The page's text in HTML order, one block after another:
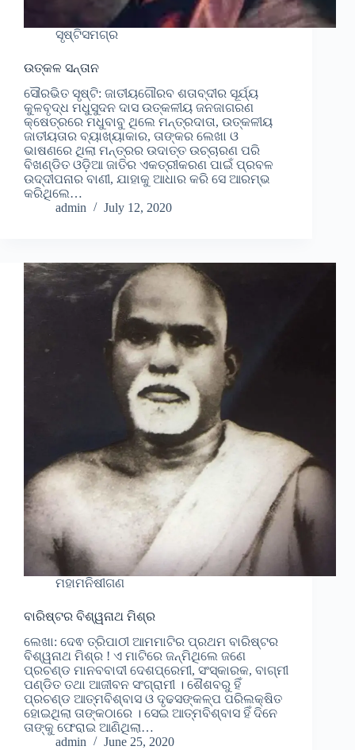
ସୃଷ୍ଟିସମଗ୍ର
ଉତ୍କଳ ସନ୍ତାନ
ସୌରଭିତ ସୃଷ୍ଟି: ଜାତୀୟଗୌରବ ଶତାବ୍ଦୀର ସୂର୍ଯ୍ୟ
କୁଳବୃଦ୍ଧ ମଧୁସୁଦନ ଦାସ ଉତ୍କଳୀୟ ଜନଜାଗରଣ
କ୍ଷେତ୍ରରେ ମଧୁବାବୁ ଥିଲେ ମନ୍ତ୍ରଦାତା, ଉତ୍କଳୀୟ
ଜାତୀୟତାର ବ୍ୟାଖ୍ୟାକାର, ତାଙ୍କର ଲେଖା ଓ
ଭାଷଣରେ ଥିଲା ମନ୍ତ୍ରର ଉଦାତ୍ତ ଉଚ୍ଚାରଣ ପରି
ବିଖଣ୍ଡିତ ଓଡ଼ିଆ ଜାତିର ଏକତ୍ରୀକରଣ ପାଇଁ ପ୍ରବଳ
ଉଦ୍ଦୀପନାର ବାଣୀ, ଯାହାକୁ ଆଧାର କରି ସେ ଆରମ୍ଭ
କରିଥିଲେ…
admin
July 12, 2020
ମହାମନିଷୀଗଣ
ବାରିଷ୍ଟର ବିଶ୍ୱନାଥ ମିଶ୍ର
ଲେଖା: ଦେଵ ତ୍ରିପାଠୀ ଆମମାଟିର ପ୍ରଥମ ବାରିଷ୍ଟର
ବିଶ୍ୱନାଥ ମିଶ୍ର ! ଏ ମାଟିରେ ଜନ୍ମିଥିଲେ ଜଣେ
ପ୍ରଚଣ୍ଡ ମାନବବାଦୀ ଦେଶପ୍ରେମୀ, ସଂସ୍କାରକ, ବାଗ୍ମୀ
ପଣ୍ଡିତ ତଥା ଆଜୀବନ ସଂଗ୍ରାମୀ । ଶୈଶବରୁ ହିଁ
ପ୍ରଚଣ୍ଡ ଆତ୍ମବିଶ୍ବାସ ଓ ଦୃଢସଙ୍କଳ୍ପ ପରିଲକ୍ଷିତ
ହୋଇଥିଲା ତାଙ୍କଠାରେ । ସେଇ ଆତ୍ମବିଶ୍ବାସ ହିଁ ଦିନେ
ତାଙ୍କୁ ଫେରାଇ ଆଣିଥିଲା…
admin
June 25, 2020